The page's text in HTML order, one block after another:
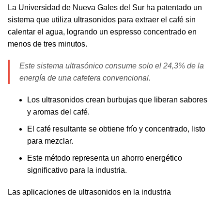
La Universidad de Nueva Gales del Sur ha patentado un
sistema que utiliza ultrasonidos para extraer el café sin
calentar el agua, logrando un espresso concentrado en
menos de tres minutos.
Este sistema ultrasónico consume solo el 24,3% de la
energía de una cafetera convencional.
Los ultrasonidos crean burbujas que liberan sabores
y aromas del café.
El café resultante se obtiene frío y concentrado, listo
para mezclar.
Este método representa un ahorro energético
significativo para la industria.
Las aplicaciones de ultrasonidos en la industria